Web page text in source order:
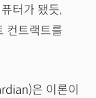
터가 됐듯,
컨트랙트를
은 이론이